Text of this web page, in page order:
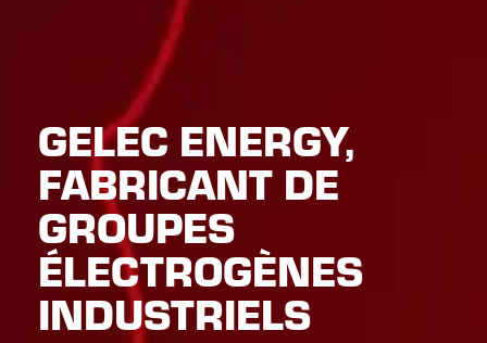
GELEC ENERGY,
FABRICANT DE
GROUPES
ÉLECTROGÈNES
INDUSTRIELS